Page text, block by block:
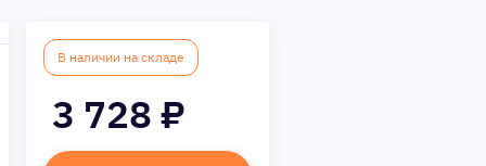
В наличии на складе
3 728₽